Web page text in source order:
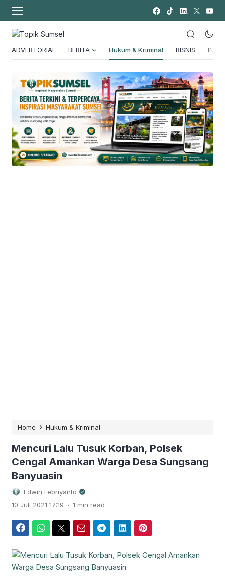
ADVERTORIAL BERITA Hukum & Kriminal BISNIS
Home › Hukum & Kriminal
Mencuri Lalu Tusuk Korban, Polsek
Cengal Amankan Warga Desa Sungsang
Banyuasin
Edwin Febriyanto
10 Juli 2021 17:19 . 1 min read